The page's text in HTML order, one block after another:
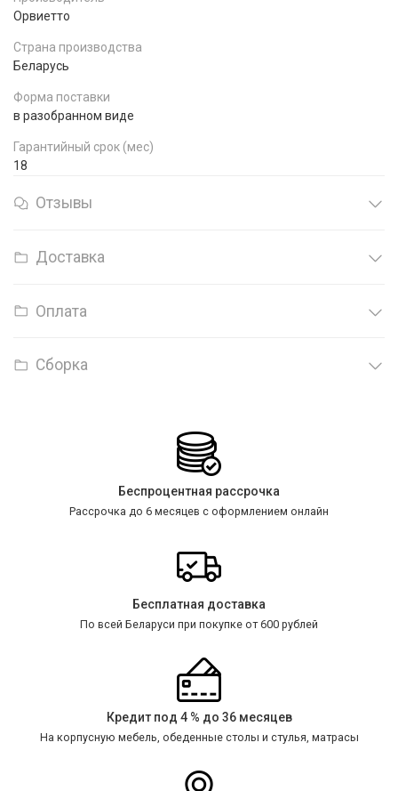
Орвиетто
Страна производства
Беларусь
Форма поставки
в разобранном виде
Гарантийный срок (мес)
18
Отзывы
Доставка
Оплата
Сборка
Беспроцентная рассрочка
Рассрочка до 6 месяцев с оформлением онлайн
Бесплатная доставка
По всей Беларуси при покупке от 600 рублей
Кредит под 4 % до 36 месяцев
На корпусную мебель, обеденные столы и стулья, матрасы